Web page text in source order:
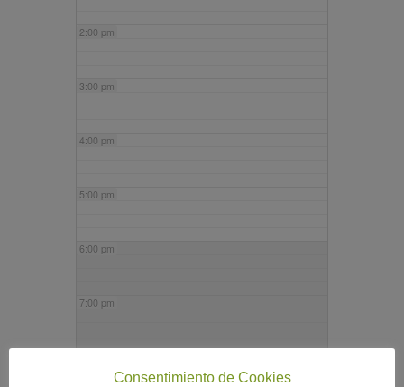
2:00 pm
3:00 pm
4:00 pm
5:00 pm
6:00 pm
7:00 pm
Consentimiento de Cookies